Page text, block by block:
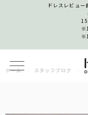
ドレスレビュー
ホーム スタッフブログ